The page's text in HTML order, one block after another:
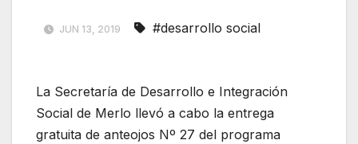
JUN 13, 2019 #desarrollo social
La Secretaría de Desarrollo e Integración
Social de Merlo llevó a cabo la entrega
gratuita de anteojos Nº 27 del programa